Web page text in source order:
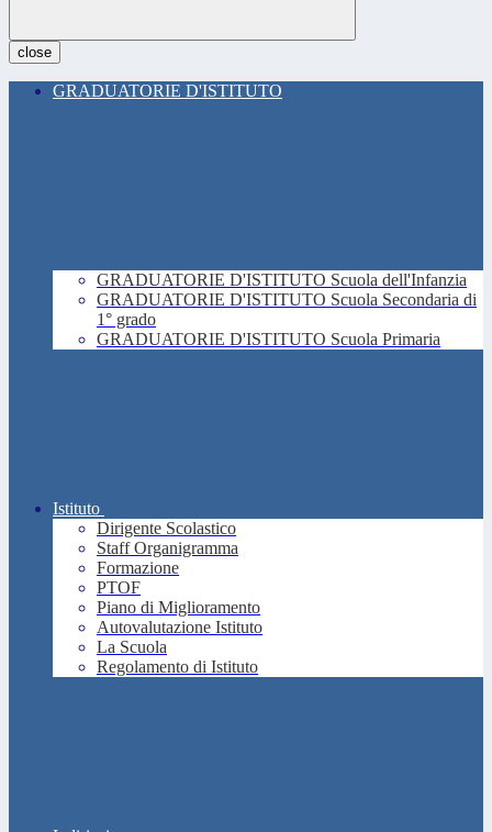
close
GRADUATORIE D'ISTITUTO
GRADUATORIE D'ISTITUTO Scuola dell'Infanzia
GRADUATORIE D'ISTITUTO Scuola Secondaria di
1° grado
GRADUATORIE D'ISTITUTO Scuola Primaria
Istituto
Dirigente Scolastico
Staff Organigramma
Formazione
PTOF
Piano di Miglioramento
Autovalutazione Istituto
La Scuola
Regolamento di Istituto